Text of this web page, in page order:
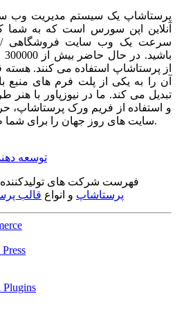
پرستاشاپ یک سیستم مدیریت وب
آنلاین اپن سورس است که به شما
سرعت یک وب سایت فروشگاهی /
از پرستاشاپ استفاده می کنند.
آن را به یکی از پلت فرم های منبع
تبدیل می کند. ما در نیوزپاور با هنر
و استفاده از فریم ورک پرستاشاپ،
سایت های روز جهان را برای شما طراحی می کنیم.
توسعه
فهرست شرکت های تولیدکننده
پرستاشاپ و انواع قالب
Plugins